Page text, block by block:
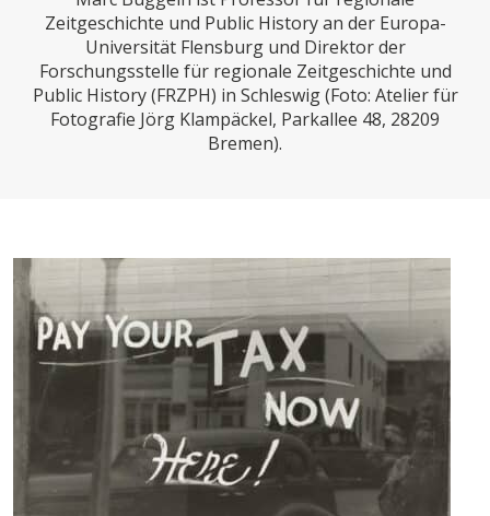
SUCHE
ABO/LOGIN
ECONOMISTS FOR FUTURE
DEUTSCHLAND
Zeitgeschichte und Public History an der Europa-
Universität Flensburg und Direktor der
Forschungsstelle für regionale Zeitgeschichte und
Public History (FRZPH) in Schleswig (Foto: Atelier für
Fotografie Jörg Klampäckel, Parkallee 48, 28209
Bremen).